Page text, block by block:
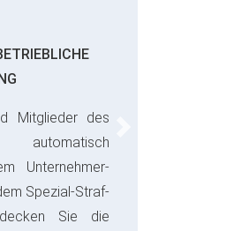
Mitglieder des
automatisch
Unternehmer-
Spezial-Straf-
Sie die